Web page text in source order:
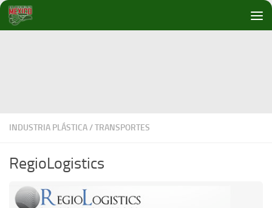
Debajo del contenido
INDUSTRIA PLÁSTICA/TRANSPORTES
RegioLogistics